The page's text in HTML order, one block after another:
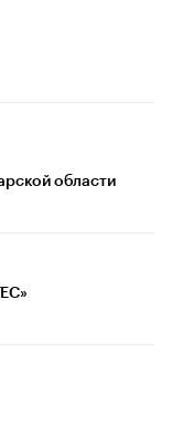
области